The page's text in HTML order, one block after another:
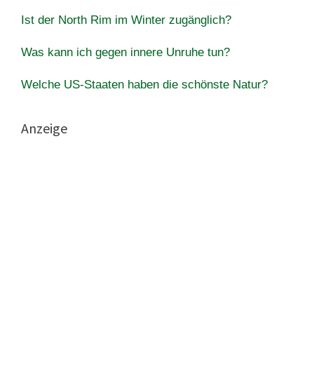
Ist der North Rim im Winter zugänglich?
Was kann ich gegen innere Unruhe tun?
Welche US-Staaten haben die schönste Natur?
Anzeige